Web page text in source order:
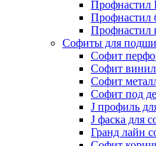
Профнастил
Профнастил
Профнастил
Софиты для
Cофит
Софит
Софит
Софит под
J профиль
J фаска для
Гранд лайн